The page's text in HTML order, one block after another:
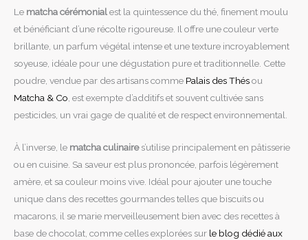
Le matcha cérémonialest la quintessence du thé, finement moulu
et bénéficiant d’une récolte rigoureuse. Il offre une couleur verte
brillante, un parfum végétal intense et une texture incroyablement
soyeuse, idéale pour une dégustation pure et traditionnelle. Cette
poudre, vendue par des artisans comme Palais des Thésou
Matcha & Co, est exempte d’additifs et souvent cultivée sans
pesticides, un vrai gage de qualité et de respect environnemental.
À l’inverse, le matcha culinaires’utilise principalement en pâtisserie
ou en cuisine. Sa saveur est plus prononcée, parfois légèrement
amère, et sa couleur moins vive. Idéal pour ajouter une touche
unique dans des recettes gourmandes telles que biscuits ou
macarons, il se marie merveilleusement bien avec des recettes à
base de chocolat, comme celles explorées sur le blog dédié aux